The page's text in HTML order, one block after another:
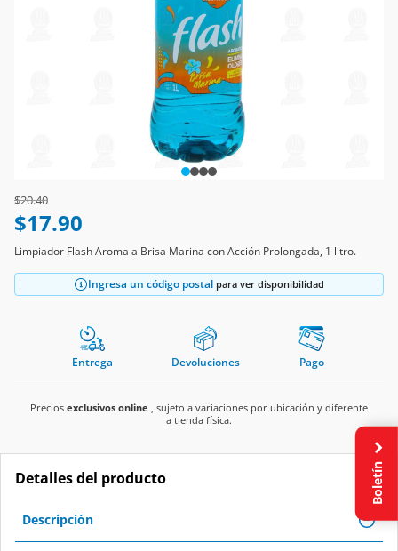
Price reduced from
$20.40to
$17.90
Limpiador Flash Aroma a Brisa Marina con Acción Prolongada, 1 litro.
Ingresa un código postal para ver disponibilidad
Entrega Devoluciones Pago
Precios exclusivos online , sujeto a variaciones por ubicación y diferente
a tienda física.
Detalles del producto
Descripción
Boletín